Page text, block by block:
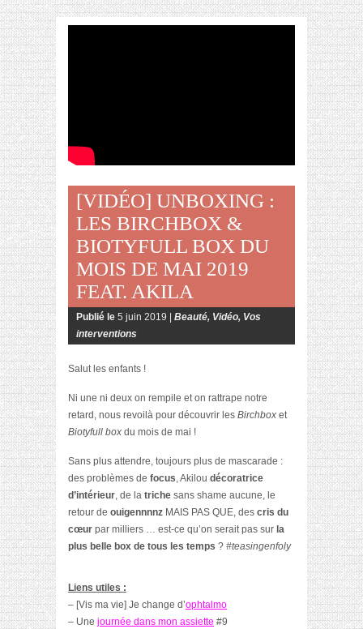
[VIDÉO] UNBOXING :
LES BIRCHBOX &
BIOTYFULL BOX DU
MOIS DE MAI 2019
FEAT. AKILA
Publié le 5 juin 2019 | Beauté, Vidéo, Vos
interventions
Salut les enfants !
Ni une ni deux on rempile et on rattrape notre
retard, nous revoilà pour découvrir les Birchbox et
Biotyfull box du mois de mai !
Sans plus attendre, toujours plus de mascarade :
des problèmes de focus, Akilou décoratrice
d’intérieur, de la triche sans shame aucune, le
retour de ouigennnnz MAIS PAS QUE, des cris du
cœur par milliers … est-ce qu’on serait pas sur la
plus belle box de tous les temps ? #teasingenfoly
Liens utiles :
– [Vis ma vie] Je change d’ophtalmo
– Une journée dans mon assiette #9